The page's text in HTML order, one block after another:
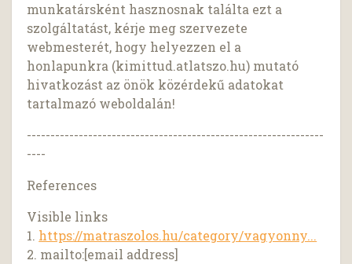
munkatársként hasznosnak találta ezt a
szolgáltatást, kérje meg szervezete
webmesterét, hogy helyezzen el a
honlapunkra (kimittud.atlatszo.hu) mutató
hivatkozást az önök közérdekű adatokat
tartalmazó weboldalán!
---------------------------------------------------------------
----
References
Visible links
1. https://matraszolos.hu/category/vagyonny...
2. mailto:[email address]